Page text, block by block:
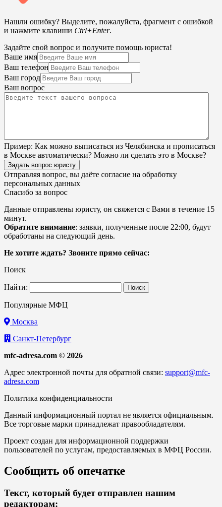
Нашли ошибку? Выделите, пожалуйста, фрагмент с ошибкой
и нажмите клавиши Ctrl+Enter.
Задайте свой вопрос и получите помощь юриста!
Ваше имя
Ваш телефон
Ваш город
Ваш вопрос
Пример: Как можно выписаться из Челябинска и прописаться
в Москве автоматически? Можно ли сделать это в Москве?
Задать вопрос юристу
Отправляя вопрос, вы даёте согласие на обработку
персональных данных
Спасибо за вопрос
Данные отправлены юристу, он свяжется с Вами в течение 15
минут.
Обратите внимание: заявки, полученные после 22:00, будут
обработаны на следующий день.
Не хотите ждать? Звоните прямо сейчас:
Поиск
Найти:
Популярные МФЦ
Москва
Санкт-Петербург
mfc-adresa.com © 2026
Адрес электронной почты для обратной связи: support@mfc-
adresa.com
Политика конфиденциальности
Данный информационный портал не является официальным.
Все торговые марки принадлежат правообладателям.
Проект создан для информационной поддержки
пользователей по услугам, предоставляемых в МФЦ России.
Сообщить об опечатке
Текст, который будет отправлен нашим
редакторам: